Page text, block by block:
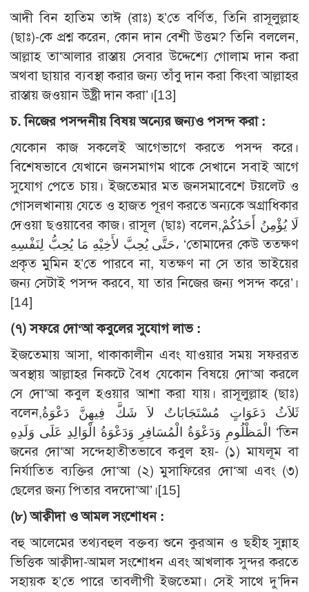
আদী বিন হাতিম তাঈ (রাঃ) হ’তে বর্ণিত, তিনি রাসূলুল্লাহ
(ছাঃ)-কে প্রশ্ন করেন, কোন দান বেশী উত্তম? তিনি বললেন,
আল্লাহ তা‘আলার রাস্তায় সেবার উদ্দেশ্যে গোলাম দান করা
অথবা ছায়ার ব্যবস্থা করার জন্য তাঁবু দান করা কিংবা আল্লাহর
রাস্তায় জওয়ান উষ্ট্রী দান করা’।[13]
চ. নিজের পসন্দনীয় বিষয় অন্যের জন্যও পসন্দ করা :
যেকোন কাজ সকলেই আগেভাগে করতে পসন্দ করে।
বিশেষভাবে যেখানে জনসমাগম থাকে সেখানে সবাই আগে
সুযোগ পেতে চায়। ইজতেমার মত জনসমাবেশে টয়লেট ও
গোসলখানায় যেতে ও হাজত পূরণ করতে অন্যকে অগ্রাধিকার
দেওয়া ছওয়াবের কাজ। রাসূল (ছাঃ) বলেন,لَا يُؤْمِنُ أَحَدُكُمْ
حَتَّى يُحِبَّ لأَخِيْهِ مَا يُحِبُّ لِنَفْسِهِ، ‘তোমাদের কেউ ততক্ষণ
প্রকৃত মুমিন হ’তে পারবে না, যতক্ষণ না সে তার ভাইয়ের
জন্য সেটাই পসন্দ করবে, যা তার নিজের জন্য পসন্দ করে’।
[14]
(৭) সফরে দো‘আ কবুলের সুযোগ লাভ :
ইজতেমায় আসা, থাকাকালীন এবং যাওয়ার সময় সফররত
অবস্থায় আল্লাহর নিকটে বৈধ যেকোন বিষয়ে দো‘আ করলে
সে দো‘আ কবুল হওয়ার আশা করা যায়। রাসূলুল্লাহ (ছাঃ)
বলেন,ثَلاَثُ دَعَوَاتٍ مُسْتَجَابَاتٌ لاَ شَكَّ فِيهِنَّ دَعْوَةُ
الْمَظْلُومِ وَدَعْوَةُ الْمُسَافِرِ وَدَعْوَةُ الْوَالِدِ عَلَى وَلَدِهِ ‘তিন
জনের দো‘আ সন্দেহাতীতভাবে কবুল হয়- (১) মাযলূম বা
নির্যাতিত ব্যক্তির দো‘আ (২) মুসাফিরের দো‘আ এবং (৩)
ছেলের জন্য পিতার বদদো‘আ’।[15]
(৮) আক্বীদা ও আমল সংশোধন :
বহু আলেমের তথ্যবহুল বক্তব্য শুনে কুরআন ও ছহীহ সুন্নাহ
ভিত্তিক আক্বীদা-আমল সংশোধন এবং আখলাক সুন্দর করতে
সহায়ক হ’তে পারে তাবলীগী ইজতেমা। সেই সাথে দু’দিন